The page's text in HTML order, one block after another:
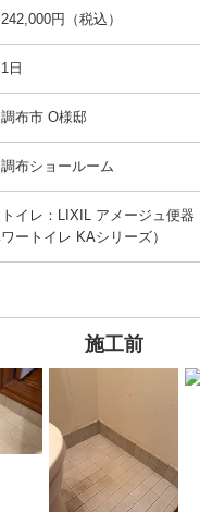
242,000円（税込）
1日
調布市 O様邸
調布ショールーム
トイレ：LIXIL アメージュ便
ワートイレ KAシリーズ）
施工前